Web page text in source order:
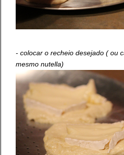
- colocar o recheio desejado ( ou
mesmo nutella)